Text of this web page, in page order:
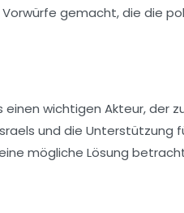
gemacht, die die
wichtigen Akteur, der
und die Unterstützung
mögliche Lösung